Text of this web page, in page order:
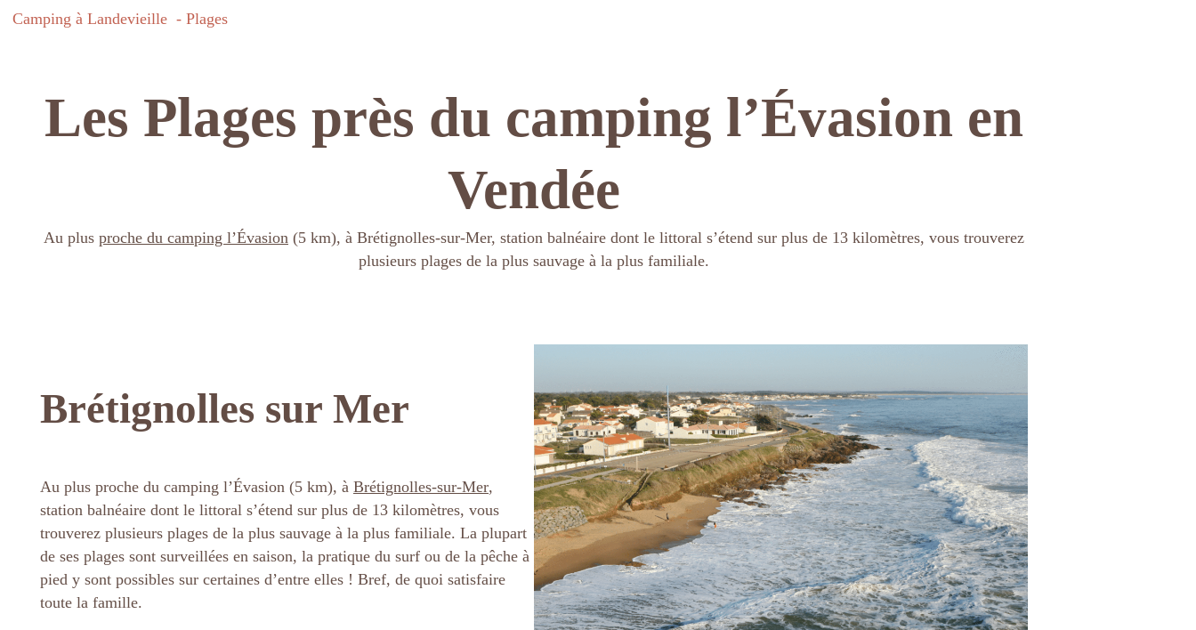
Camping à Landevieille Plages
Les Plages près du camping l’Évasion en
Vendée
Au plus proche du camping l’Évasion (5 km), à Brétignolles-sur-Mer, station balnéaire dont le littoral s’étend sur plus de 13 kilomètres, vous trouverez
plusieurs plages de la plus sauvage à la plus familiale.
Brétignolles sur Mer
Au plus proche du camping l’Évasion (5 km), à Brétignolles-sur-Mer,
station balnéaire dont le littoral s’étend sur plus de 13 kilomètres, vous
trouverez plusieurs plages de la plus sauvage à la plus familiale. La plupart
de ses plages sont surveillées en saison, la pratique du surf ou de la pêche à
pied y sont possibles sur certaines d’entre elles ! Bref, de quoi satisfaire
toute la famille.